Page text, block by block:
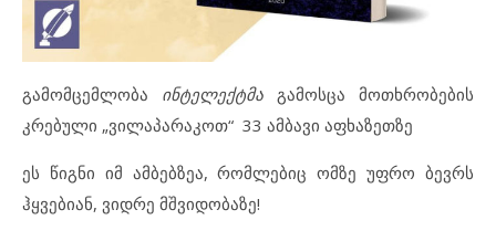
გამომცემლობა ინტელექტმა გამოსცა მოთხრობების
კრებული „ვილაპარაკოთ“ 33 ამბავი აფხაზეთზე
ეს წიგნი იმ ამბებზეა, რომლებიც ომზე უფრო ბევრს
ჰყვებიან, ვიდრე მშვიდობაზე!